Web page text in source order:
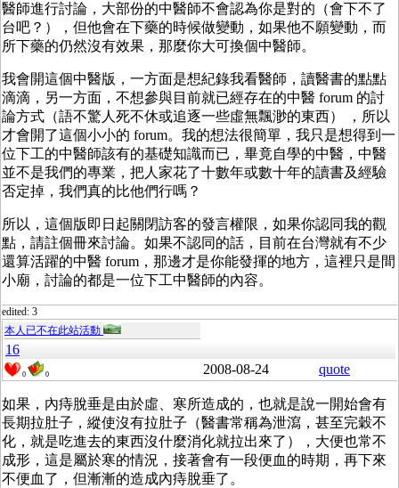
醫師進行討論，大部份的中醫師不會認為你是對的（會下不了
台吧？），但他會在下藥的時候做變動，如果他不願變動，而
所下藥的仍然沒有效果，那麼你大可換個中醫師。
我會開這個中醫版，一方面是想紀錄我看醫師，讀醫書的點點
滴滴，另一方面，不想參與目前就已經存在的中醫 forum 的討
論方式（語不驚人死不休或追逐一些虛無飄渺的東西） ，所以
才會開了這個小小的 forum。我的想法很簡單，我只是想得到一
位下工的中醫師該有的基礎知識而已，畢竟自學的中醫，中醫
並不是我們的專業，把人家花了十數年或數十年的讀書及經驗
否定掉，我們真的比他們行嗎？
所以，這個版即日起關閉訪客的發言權限，如果你認同我的觀
點，請註個冊來討論。如果不認同的話，目前在台灣就有不少
還算活躍的中醫 forum，那邊才是你能發揮的地方，這裡只是間
小廟，討論的都是一位下工中醫師的內容。
edited: 3
本人已不在此站活動
16
0 0 2008-08-24 quote
如果，內痔脫垂是由於虛、寒所造成的，也就是說一開始會有
長期拉肚子，縱使沒有拉肚子（醫書常稱為泄瀉，甚至完穀不
化，就是吃進去的東西沒什麼消化就拉出來了），大便也常不
成形，這是屬於寒的情況，接著會有一段便血的時期，再下來
不便血了，但漸漸的造成內痔脫垂了。